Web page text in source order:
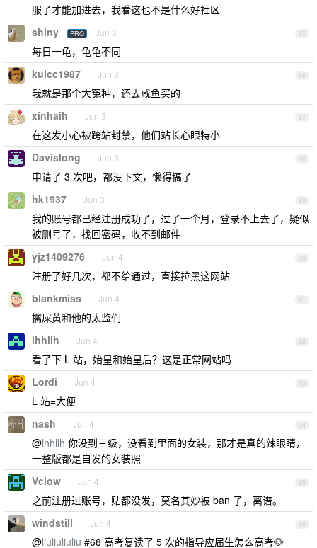
服了才能加进去，我看这也不是什么好社区
85
shiny PRO Jun 3
每日一龟，龟龟不同
86
kuicc1987 Jun 3
我就是那个大冤种，还去咸鱼买的
87
xinhaih Jun 3
在这发小心被跨站封禁，他们站长心眼特小
88
Davislong Jun 3
申请了 3 次吧，都没下文，懒得搞了
89
hk1937 Jun 3
我的账号都已经注册成功了，过了一个月，登录不上去了，疑似
被删号了，找回密码，收不到邮件
90
yjz1409276 Jun 4
注册了好几次，都不给通过，直接拉黑这网站
91
blankmiss Jun 4
擒屎黄和他的太监们
92
lhhllh Jun 4
看了下 L 站，始皇和始皇后？这是正常网站吗
93
Lordi Jun 4
L 站=大便
94
nash Jun 4
@lhhllh 你没到三级，没看到里面的女装，那才是真的辣眼睛，
一整版都是自发的女装照
95
Vclow Jun 4
之前注册过账号，贴都没发，莫名其妙被 ban 了，离谱。
96
windstill Jun 4
@liuliuliuliu #68 高考复读了 5 次的指导应届生怎么高考🐶